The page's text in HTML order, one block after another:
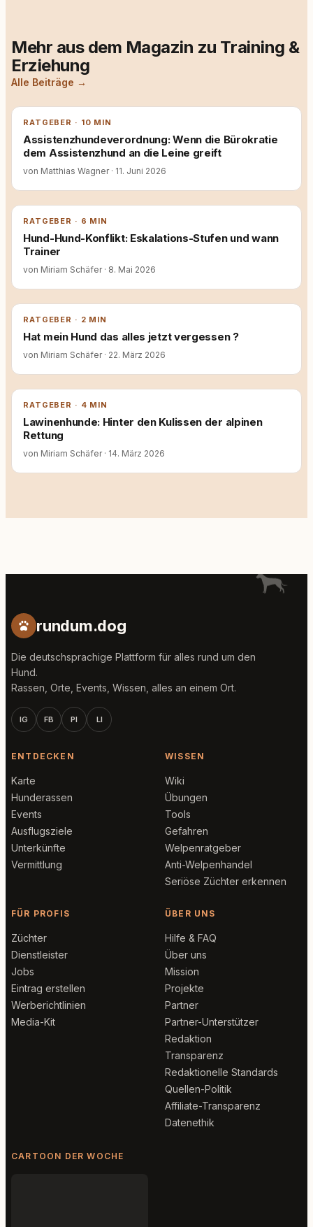
Mehr aus dem Magazin zu Training &
Erziehung
Alle Beiträge →
RATGEBER · 10 MIN
Assistenzhundeverordnung: Wenn die Bürokratie
dem Assistenzhund an die Leine greift
von Matthias Wagner · 11. Juni 2026
RATGEBER · 6 MIN
Hund-Hund-Konflikt: Eskalations-Stufen und wann
Trainer
von Miriam Schäfer · 8. Mai 2026
RATGEBER · 2 MIN
Hat mein Hund das alles jetzt vergessen ?
von Miriam Schäfer · 22. März 2026
RATGEBER · 4 MIN
Lawinenhunde: Hinter den Kulissen der alpinen
Rettung
von Miriam Schäfer · 14. März 2026
rundum.dog
Die deutschsprachige Plattform für alles rund um den
Hund.
Rassen, Orte, Events, Wissen, alles an einem Ort.
IG FB PI LI
ENTDECKEN
Karte
Hunderassen
Events
Ausflugsziele
Unterkünfte
Vermittlung
WISSEN
Wiki
Übungen
Tools
Gefahren
Welpenratgeber
Anti-Welpenhandel
Seriöse Züchter erkennen
FÜR PROFIS
Züchter
Dienstleister
Jobs
Eintrag erstellen
Werberichtlinien
Media-Kit
ÜBER UNS
Hilfe & FAQ
Über uns
Mission
Projekte
Partner
Partner-Unterstützer
Redaktion
Transparenz
Redaktionelle Standards
Quellen-Politik
Affiliate-Transparenz
Datenethik
CARTOON DER WOCHE